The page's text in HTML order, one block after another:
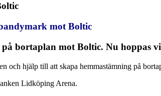
mot Boltic
bortaplan mot Boltic. Nu hoppas
och hjälp till att skapa hemmastämning på
Lidköping Arena.